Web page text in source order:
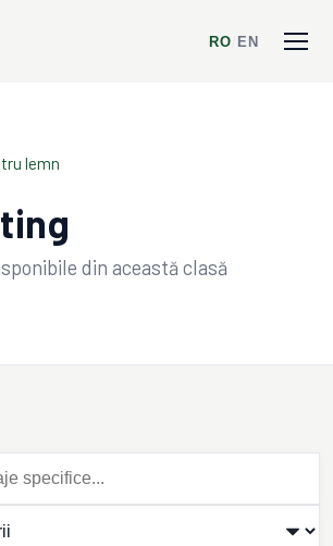
RO EN
lemn
din această clasă